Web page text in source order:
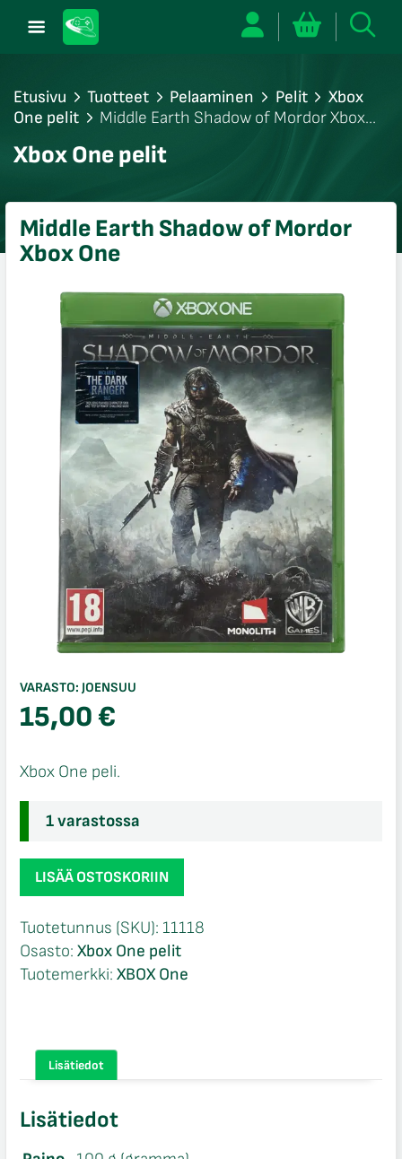
Etusivu Tuotteet Pelaaminen Pelit
Xbox
One pelit
Middle Earth Shadow of Mordor Xbox
Xbox One pelit
Middle Earth Shadow of Mordor
Xbox One
VARASTO: JOENSUU
15,00€
Xbox One peli.
1 varastossa
Middle
Earth
of
Mordor
Xbox
LISÄÄ OSTOSKORIIN
Tuotetunnus (SKU): 11118
Osasto: Xbox One pelit
Tuotemerkki: XBOX One
Lisätiedot
Lisätiedot
sulje
sulje